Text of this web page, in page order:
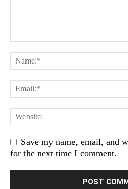
Save my name, email, and
for the next time I comment.